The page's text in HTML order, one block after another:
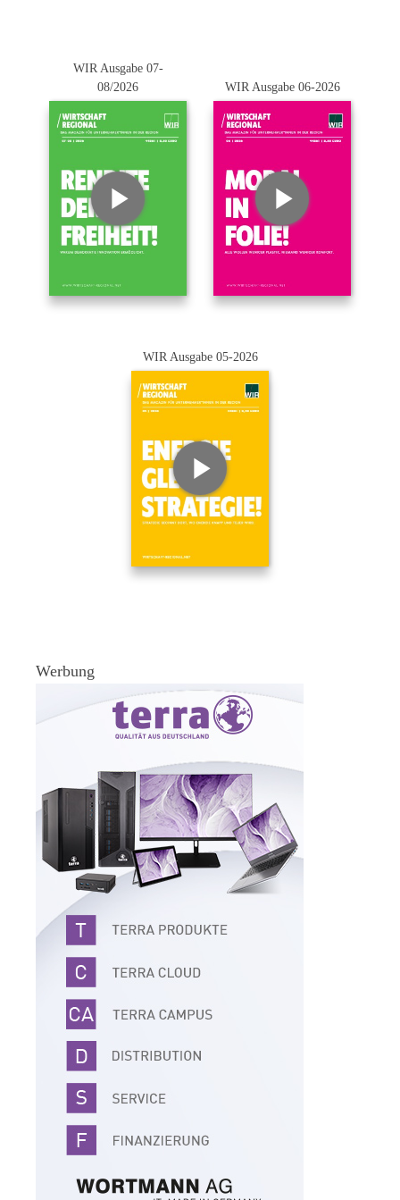
WIR Ausgabe 07-
08/2026
WIR Ausgabe 06-2026
WIR Ausgabe 05-2026
Werbung